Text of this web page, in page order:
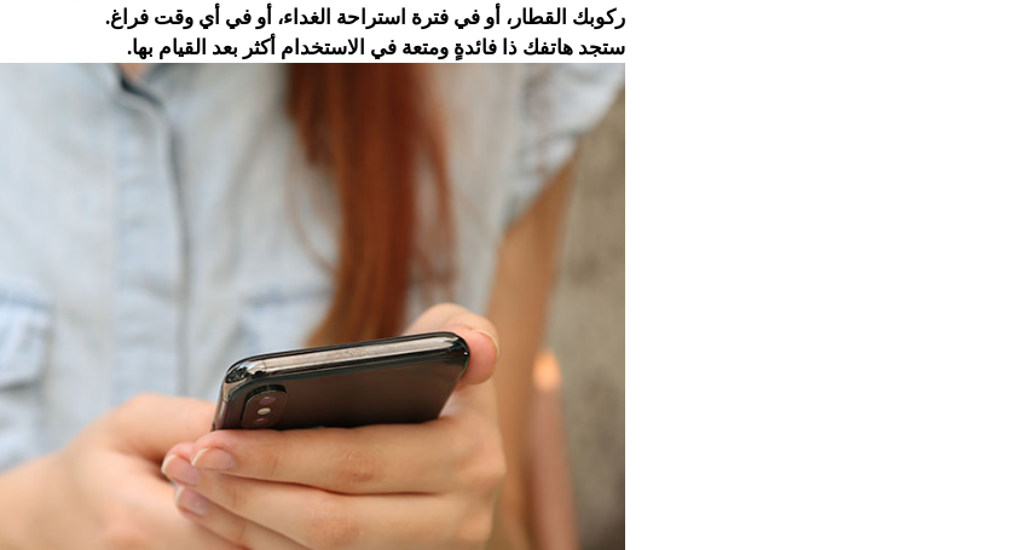
ركوبك القطار، أو في فترة استراحة الغداء، أو في أي وقت فراغ.
ستجد هاتفك ذا فائدةٍ ومتعة في الاستخدام أكثر بعد القيام بها.